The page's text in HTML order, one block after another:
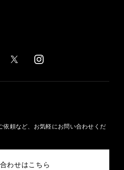
依頼など、お気軽にお問い合わせくだ
わせはこちら